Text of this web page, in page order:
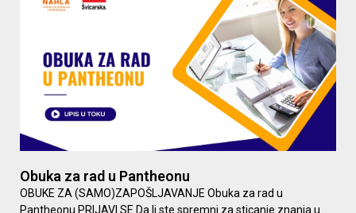
Obuka za rad u Pantheonu
OBUKE ZA (SAMO)ZAPOŠLJAVANJE Obuka za rad u
Pantheonu PRIJAVI SE Da li ste spremni za sticanje znanja u